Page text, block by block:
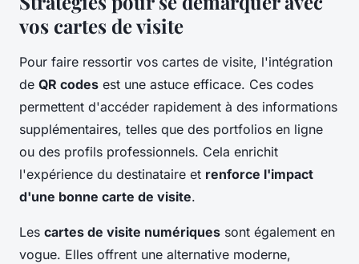
vos cartes de visite
Pour faire ressortir vos cartes de visite, l'intégration
de QR codes est une astuce efficace. Ces codes
permettent d'accéder rapidement à des informations
supplémentaires, telles que des portfolios en ligne
ou des profils professionnels. Cela enrichit
l'expérience du destinataire et renforce l'impact
d'une bonne carte de visite.
Les cartes de visite numériques sont également en
vogue. Elles offrent une alternative moderne,